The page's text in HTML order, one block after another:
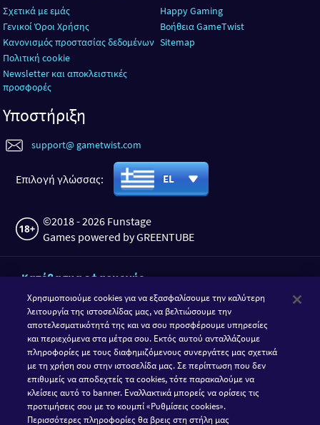
Σχετικά με εμάς
Γενικοί Όροι Χρήσης
Κανονισμός προστασίας δεδομένων
Πολιτική cookie
Newsletter και αποκλειστικές
προσφορές
Happy Gaming
Βοήθεια GameTwist
Sitemap
Υποστήριξη
support@ gametwist.com
Επιλογή γλώσσας: EL
©2018 - 2026 Funstage
Games powered by GREENTUBE
Κατέβασμα εφαρμογής
Ακολούθησε τη GameTwist
Χρησιμοποιούμε cookies για να εξασφαλίσουμε την καλύτερη
λειτουργία της ιστοσελίδας μας, να βελτιώσουμε την
αποτελεσματικότητά της και να σου προσφέρουμε υπηρεσίες
και περιεχόμενα στα μέτρα σου. Εκτός αυτού ανταλλάζουμε
πληροφορίες με τους διαφημιζόμενους συνεργάτες μας σχετικά
με τη χρήση σου στην ιστοσελίδα μας. Σε περίπτωση που δεν
επιθυμείς να αποδεχτείς τα cookies, τότε παρακαλούμε να
κλείσεις αυτό το banner. Εναλλακτικά μπορείς να ορίσεις τις
προτιμήσεις σου με το κουμπί «Ρυθμίσεις cookies».
Περισσότερες πληροφορίες θα βρεις στη στήλη μας